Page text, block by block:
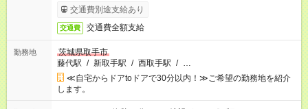
交通費別途支給あり
交通費 交通費全額支給
勤務地
茨城県取手市
藤代駅 / 新取手駅 / 西取手駅 / …
≪自宅からドアtoドアで30分以内！≫ご希望の勤務地を紹介
します。